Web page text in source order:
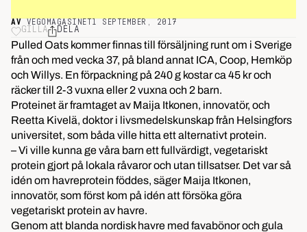
AV VEGOMAGASINET1 SEPTEMBER, 2017
GILLA DELA
Pulled Oats kommer finnas till försäljning runt om i Sverige
från och med vecka 37, på bland annat ICA, Coop, Hemköp
och Willys. En förpackning på 240 g kostar ca 45 kr och
räcker till 2-3 vuxna eller 2 vuxna och 2 barn.
Proteinet är framtaget av Maija Itkonen, innovatör, och
Reetta Kivelä, doktor i livsmedelskunskap från Helsingfors
universitet, som båda ville hitta ett alternativt protein.
– Vi ville kunna ge våra barn ett fullvärdigt, vegetariskt
protein gjort på lokala råvaror och utan tillsatser. Det var så
idén om havreprotein föddes, säger Maija Itkonen,
innovatör, som först kom på idén att försöka göra
vegetariskt protein av havre.
Genom att blanda nordisk havre med favabönor och gula